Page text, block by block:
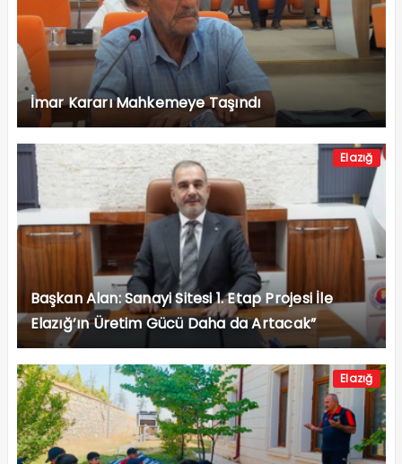
İmar Kararı Mahkemeye Taşındı
Elazığ
Başkan Alan: Sanayi Sitesi 1. Etap Projesi İle
Elazığ’ın Üretim Gücü Daha da Artacak”
Elazığ